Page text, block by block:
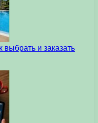
и заказать